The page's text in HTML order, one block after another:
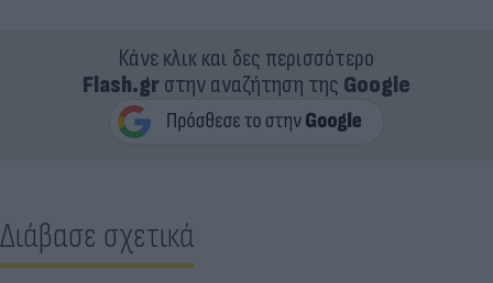
Κάνε κλικ και δες περισσότερο
Flash.grστην αναζήτηση της Google
Διάβασε σχετικά